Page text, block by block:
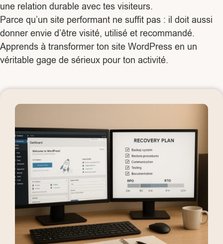
une relation durable avec tes visiteurs.
Parce qu’un site performant ne suffit pas : il doit aussi
donner envie d’être visité, utilisé et recommandé.
Apprends à transformer ton site WordPress en un
véritable gage de sérieux pour ton activité.